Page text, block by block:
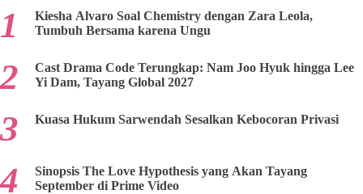
Kiesha Alvaro Soal Chemistry dengan Zara Leola,
Tumbuh Bersama karena Ungu
Cast Drama Code Terungkap: Nam Joo Hyuk hingga Lee
Yi Dam, Tayang Global 2027
Kuasa Hukum Sarwendah Sesalkan Kebocoran Privasi
Sinopsis The Love Hypothesis yang Akan Tayang
September di Prime Video